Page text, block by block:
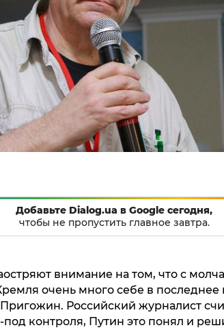
Добавьте Dialog.ua в Google сегодня,
чтобы не пропустить главное завтра.
внимание на том, что с
очень много себе в последнее
Российский журналист
под контроля, Путин это понял и